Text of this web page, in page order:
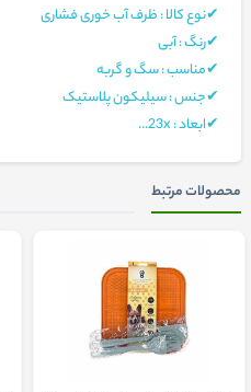
✔نوع کالا : ظرف آب خوری فشاری
✔رنگ : آبی
✔مناسب : سگ و گربه
✔جنس : سیلیکون پلاستیک
✔ابعاد : 23x...
محصولات مرتبط